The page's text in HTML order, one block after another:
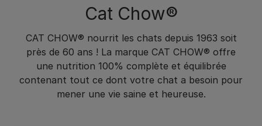
Cat Chow®
CAT CHOW® nourrit les chats depuis 1963 soit
près de 60 ans ! La marque CAT CHOW® offre
une nutrition 100% complète et équilibrée
contenant tout ce dont votre chat a besoin pour
mener une vie saine et heureuse.